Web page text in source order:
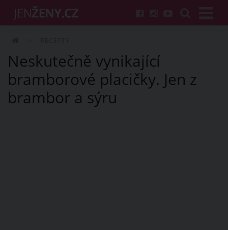
Neskutečně vynikající
bramborové placičky. Jen z
brambor a sýru